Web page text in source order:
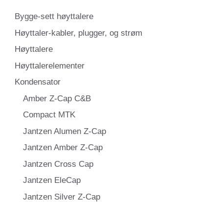
Bygge-sett høyttalere
Høyttaler-kabler, plugger, og strøm
Høyttalere
Høyttalerelementer
Kondensator
Amber Z-Cap C&B
Compact MTK
Jantzen Alumen Z-Cap
Jantzen Amber Z-Cap
Jantzen Cross Cap
Jantzen EleCap
Jantzen Silver Z-Cap